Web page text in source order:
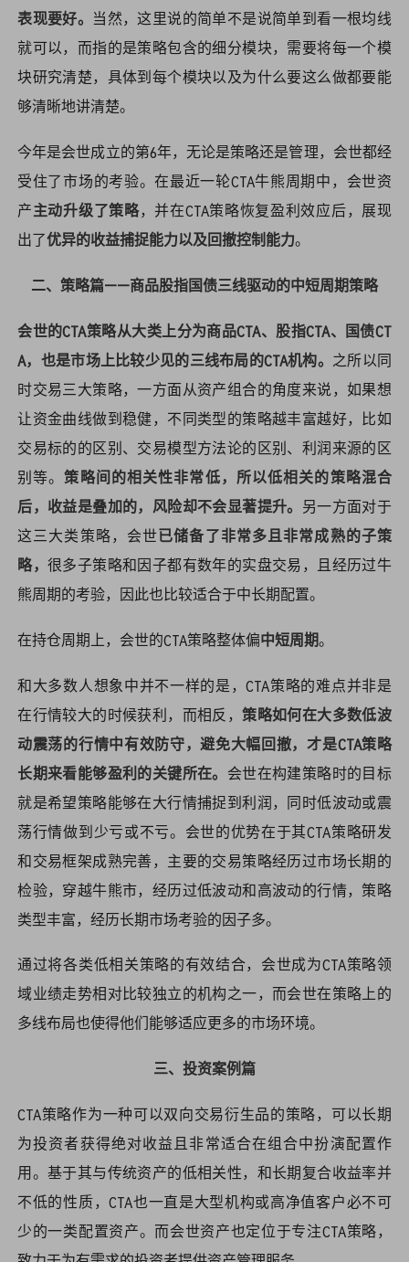
表现要好。 当然，这里说的简单不是说简单到看一根均线
就可以，而指的是策略包含的细分模块，需要将每一个模
块研究清楚，具体到每个模块以及为什么要这么做都要能
够清晰地讲清楚。
今年是会世成立的第6年，无论是策略还是管理，会世都经
受住了市场的考验。在最近一轮CTA牛熊周期中，会世资
产主动升级了策略，并在CTA策略恢复盈利效应后，展现
出了优异的收益捕捉能力以及回撤控制能力。
二、策略篇——商品股指国债三线驱动的中短周期策略
会世的CTA策略从大类上分为商品CTA、股指CTA、国债CT
A，也是市场上比较少见的三线布局的CTA机构。 之所以同
时交易三大策略，一方面从资产组合的角度来说，如果想
让资金曲线做到稳健，不同类型的策略越丰富越好，比如
交易标的的区别、交易模型方法论的区别、利润来源的区
别等。策略间的相关性非常低，所以低相关的策略混合
后，收益是叠加的，风险却不会显著提升。 另一方面对于
这三大类策略，会世已储备了非常多且非常成熟的子策
略， 很多子策略和因子都有数年的实盘交易，且经历过牛
熊周期的考验，因此也比较适合于中长期配置。
在持仓周期上，会世的CTA策略整体偏中短周期。
和大多数人想象中并不一样的是，CTA策略的难点并非是
在行情较大的时候获利，而相反，策略如何在大多数低波
动震荡的行情中有效防守，避免大幅回撤，才是CTA策略
长期来看能够盈利的关键所在。 会世在构建策略时的目标
就是希望策略能够在大行情捕捉到利润，同时低波动或震
荡行情做到少亏或不亏。会世的优势在于其CTA策略研发
和交易框架成熟完善，主要的交易策略经历过市场长期的
检验，穿越牛熊市，经历过低波动和高波动的行情，策略
类型丰富，经历长期市场考验的因子多。
通过将各类低相关策略的有效结合，会世成为CTA策略领
域业绩走势相对比较独立的机构之一，而会世在策略上的
多线布局也使得他们能够适应更多的市场环境。
三、投资案例篇
CTA策略作为一种可以双向交易衍生品的策略，可以长期
为投资者获得绝对收益且非常适合在组合中扮演配置作
用。基于其与传统资产的低相关性，和长期复合收益率并
不低的性质，CTA也一直是大型机构或高净值客户必不可
少的一类配置资产。而会世资产也定位于专注CTA策略，